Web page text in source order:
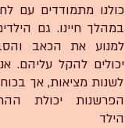
כולנו מתמודדים עם
במהלך חיינו. גם
למנוע את הכאב
יכולים להקל עליהם.
לשנות מציאות, אך
הפרשנות יכולת
הילד